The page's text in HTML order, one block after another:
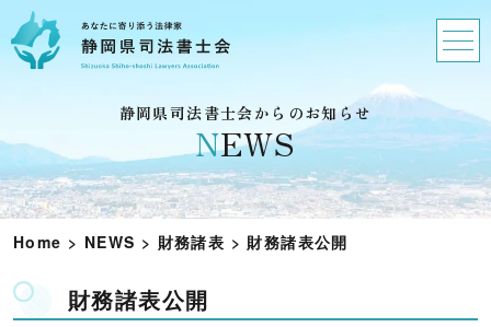
静岡県司法書士会からのお知らせ
NEWS
Home > NEWS > 財務諸表 > 財務諸表公開
財務諸表公開